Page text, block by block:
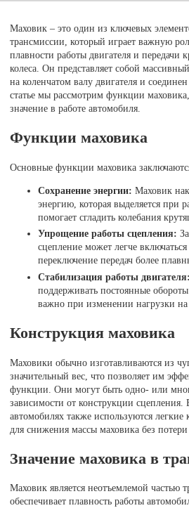
Маховик – это один из ключевых
трансмиссии, который играет важную
плавности работы двигателя и передачи
колеса. Он представляет собой
на коленчатом валу двигателя и
статье мы рассмотрим функции
значение в работе автомобиля.
Функции маховика
Основные функции маховика
Сохранение энергии: Маховик
энергию, которая выделяется при
помогает сгладить колебания
Упрощение работы сцепления:
сцепление может легче
переключение передач более
Стабилизация работы двигателя:
поддерживать постоянные
важно при изменении нагрузки на
Конструкция маховика
Маховики обычно изготавливаются из
значительный вес, что позволяет им
функции. Они могут быть одно- или
зависимости от конструкции
автомобилях также используются
для снижения массы маховика без потери
Значение маховика в
Маховик является неотъемлемой частью
обеспечивает плавность работы